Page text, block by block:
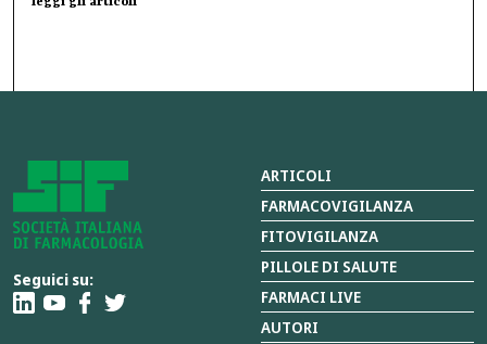
Seguici su:
ARTICOLI
FARMACOVIGILANZA
FITOVIGILANZA
PILLOLE DI SALUTE
FARMACI LIVE
AUTORI